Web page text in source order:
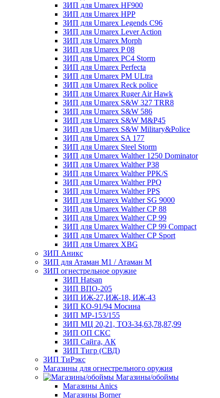
ЗИП для Umarex HF900
ЗИП для Umarex HPP
ЗИП для Umarex Legends C96
ЗИП для Umarex Lever Action
ЗИП для Umarex Morph
ЗИП для Umarex P 08
ЗИП для Umarex PC4 Storm
ЗИП для Umarex Perfecta
ЗИП для Umarex PM ULtra
ЗИП для Umarex Reck police
ЗИП для Umarex Ruger Air Hawk
ЗИП для Umarex S&W 327 TRR8
ЗИП для Umarex S&W 586
ЗИП для Umarex S&W M&P45
ЗИП для Umarex S&W Military&Police
ЗИП для Umarex SA 177
ЗИП для Umarex Steel Storm
ЗИП для Umarex Walther 1250 Dominator
ЗИП для Umarex Walther P38
ЗИП для Umarex Walther PPK/S
ЗИП для Umarex Walther PPQ
ЗИП для Umarex Walther PPS
ЗИП для Umarex Walther SG 9000
ЗИП для Umarex Walther СР 88
ЗИП для Umarex Walther СР 99
ЗИП для Umarex Walther СР 99 Compact
ЗИП для Umarex Walther СР Sport
ЗИП для Umarex XBG
ЗИП Аникс
ЗИП для Атаман М1 / Атаман М
ЗИП огнестрельное оружие
ЗИП Hatsan
ЗИП ВПО-205
ЗИП ИЖ-27,ИЖ-18, ИЖ-43
ЗИП КО-91/94 Мосина
ЗИП МР-153/155
ЗИП МЦ 20,21, ТОЗ-34,63,78,87,99
ЗИП ОП СКС
ЗИП Сайга, АК
ЗИП Тигр (СВД)
ЗИП ТиРэкс
Магазины для огнестрельного оружия
Магазины/обоймы
Магазины Anics
Магазины Borner